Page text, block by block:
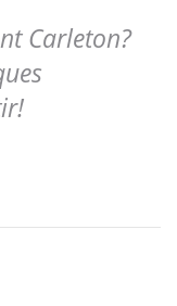
Carleton?